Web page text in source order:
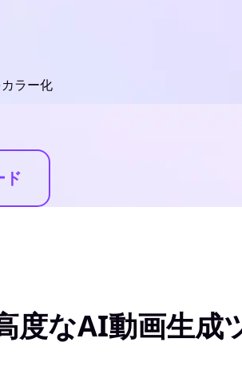
ラー化
ド
なAI動画生成